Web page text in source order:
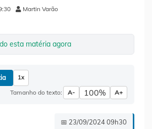
Martin Varão
esta matéria agora
1x
Tamanho do texto: A- 100% A+
📅 23/09/2024 09h30